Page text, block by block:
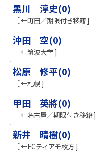
黒川 淳史(0)
［ ←町田／期限付き移籍 ]
沖田 空(0)
［ ←筑波大学 ]
松原 修平(0)
［ ←札幌 ]
甲田 英將(0)
［ ←名古屋／期限付き移籍 ]
新井 晴樹(0)
［ ←FCティアモ枚方 ]